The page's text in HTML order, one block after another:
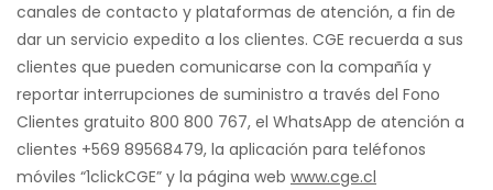
canales de contacto y plataformas de atención, a fin de
dar un servicio expedito a los clientes. CGE recuerda a sus
clientes que pueden comunicarse con la compañía y
reportar interrupciones de suministro a través del Fono
Clientes gratuito 800 800 767, el WhatsApp de atención a
clientes +569 89568479, la aplicación para teléfonos
móviles “1clickCGE” y la página web www.cge.cl